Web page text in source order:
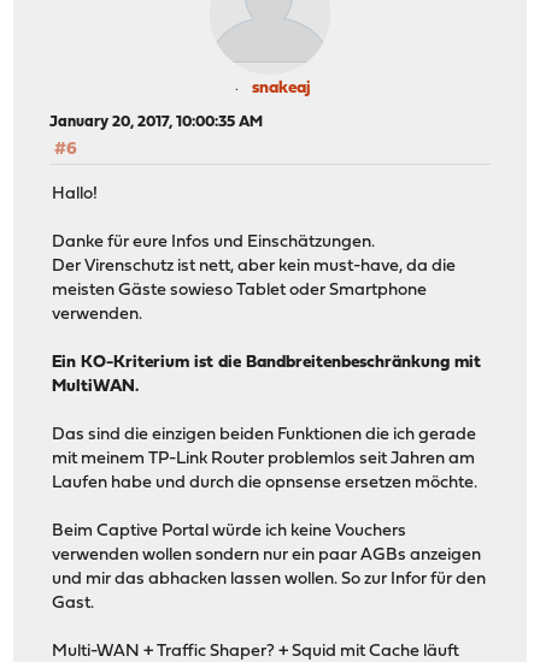
snakeaj
January 20, 2017, 10:00:35 AM
#6
Hallo!
Danke für eure Infos und Einschätzungen.
Der Virenschutz ist nett, aber kein must-have, da die
meisten Gäste sowieso Tablet oder Smartphone
verwenden.
Ein KO-Kriterium ist die Bandbreitenbeschränkung mit
MultiWAN.
Das sind die einzigen beiden Funktionen die ich gerade
mit meinem TP-Link Router problemlos seit Jahren am
Laufen habe und durch die opnsense ersetzen möchte.
Beim Captive Portal würde ich keine Vouchers
verwenden wollen sondern nur ein paar AGBs anzeigen
und mir das abhacken lassen wollen. So zur Infor für den
Gast.
Multi-WAN + Traffic Shaper? + Squid mit Cache läuft